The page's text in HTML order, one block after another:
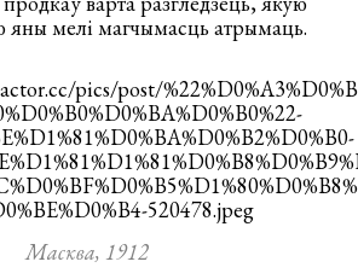
яны мелі магчымасць атрымаць.
Масква, 1912